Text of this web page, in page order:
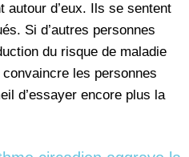
d’eux. Ils se sentent
Si d’autres personnes
du risque de maladie
les personnes
d’essayer encore plus la